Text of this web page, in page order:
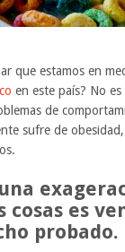
que estamos en
en este país? No
de
sufre de
cosas es
probado.